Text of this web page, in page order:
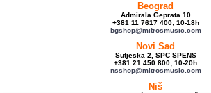
Beograd
Admirala Geprata 10
+381 11 7617 400; 10-18h
bgshop@mitrosmusic.com
Novi Sad
Sutjeska 2, SPC SPENS
+381 21 450 800; 10-20h
nsshop@mitrosmusic.com
Niš